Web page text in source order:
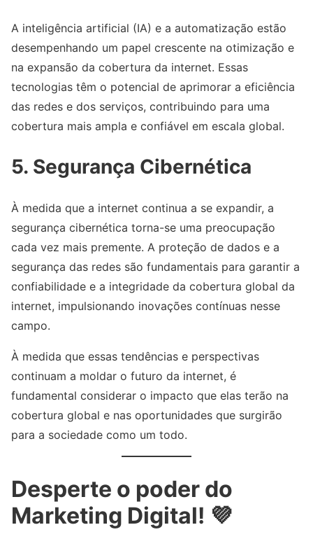
A inteligência artificial (IA) e a automatização estão
desempenhando um papel crescente na otimização e
na expansão da cobertura da internet. Essas
tecnologias têm o potencial de aprimorar a eficiência
das redes e dos serviços, contribuindo para uma
cobertura mais ampla e confiável em escala global.
5. Segurança Cibernética
À medida que a internet continua a se expandir, a
segurança cibernética torna-se uma preocupação
cada vez mais premente. A proteção de dados e a
segurança das redes são fundamentais para garantir a
confiabilidade e a integridade da cobertura global da
internet, impulsionando inovações contínuas nesse
campo.
À medida que essas tendências e perspectivas
continuam a moldar o futuro da internet, é
fundamental considerar o impacto que elas terão na
cobertura global e nas oportunidades que surgirão
para a sociedade como um todo.
Desperte o poder do
Marketing Digital! 💜